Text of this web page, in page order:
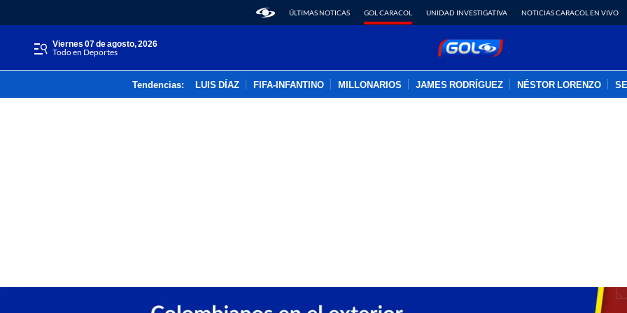
ÚLTIMAS NOTICAS GOL CARACOL UNIDAD INVESTIGATIVA NOTICIAS CARACOL EN VIVO
viernes 07 de agosto, 2026
Todo en Deportes
Tendencias: LUIS DÍAZ FIFA-INFANTINO MILLONARIOS JAMES RODRÍGUEZ NÉSTOR LORENZO